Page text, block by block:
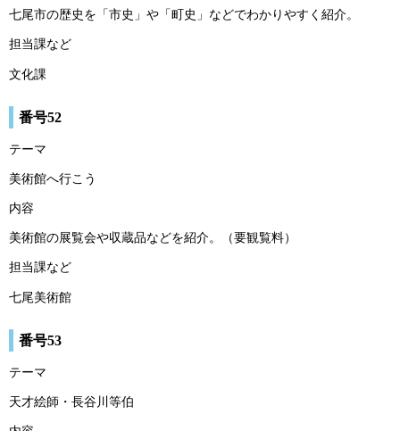
七尾市の歴史を「市史」や「町史」などでわかりやすく紹介。
担当課など
文化課
番号52
テーマ
美術館へ行こう
内容
美術館の展覧会や収蔵品などを紹介。（要観覧料）
担当課など
七尾美術館
番号53
テーマ
天才絵師・長谷川等伯